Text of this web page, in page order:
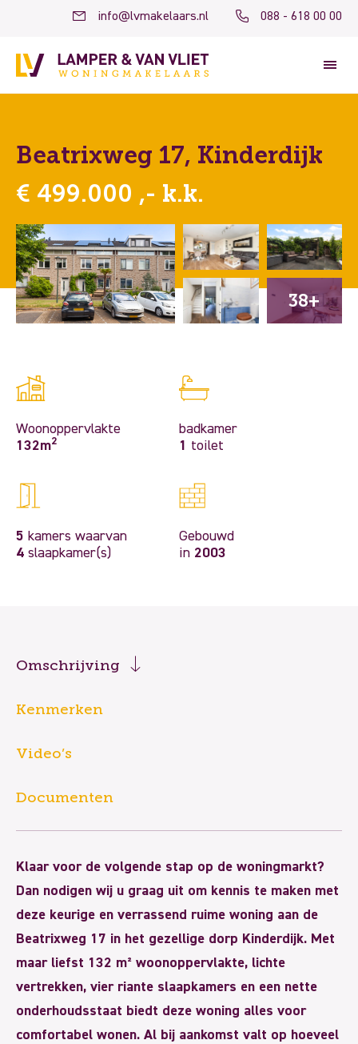
info@lvmakelaars.nl 088 - 618 00 00
Beatrixweg 17, Kinderdijk
€ 499.000 ,- k.k.
38+
Woonoppervlakte
132m2
badkamer
1
toilet
5 kamers waarvan
4 slaapkamer(s)
Gebouwd
in 2003
Omschrijving
Kenmerken
Video’s
Documenten
Klaar voor de volgende stap op de woningmarkt?
Dan nodigen wij u graag uit om kennis te maken met
deze keurige en verrassend ruime woning aan de
Beatrixweg 17 in het gezellige dorp Kinderdijk. Met
maar liefst 132 m² woonoppervlakte, lichte
vertrekken, vier riante slaapkamers en een nette
onderhoudsstaat biedt deze woning alles voor
comfortabel wonen. Al bij aankomst valt op hoeveel